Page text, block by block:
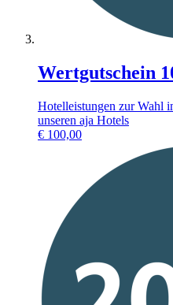
Wertgutschein
Hotelleistungen zur Wahl
unseren aja Hotels
€ 100,00